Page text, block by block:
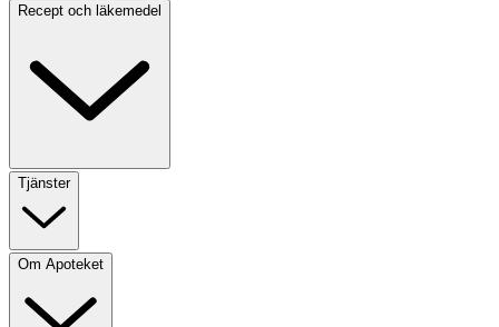
Recept och läkemedel
Tjänster
Om Apoteket